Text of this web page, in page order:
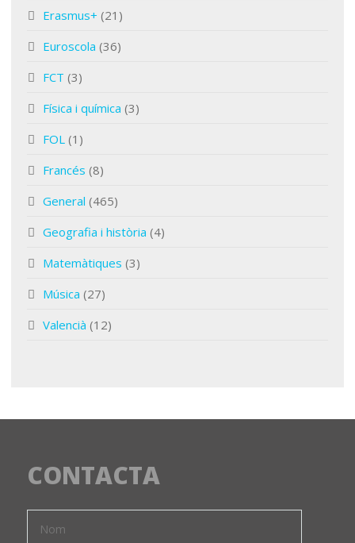
Erasmus+ (21)
Euroscola (36)
FCT (3)
Física i química (3)
FOL (1)
Francés (8)
General (465)
Geografia i història (4)
Matemàtiques (3)
Música (27)
Valencià (12)
CONTACTA